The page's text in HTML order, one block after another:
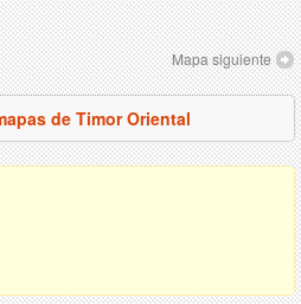
Mapa siguiente
de Timor Oriental